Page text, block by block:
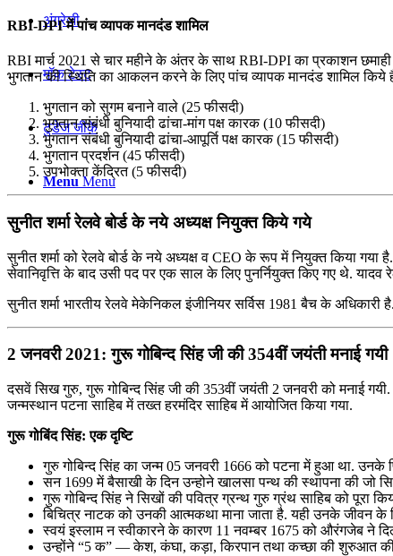
अंग्रेजी
मॉक टेस्ट
टुडेज जीके
Menu Menu
RBI-DPI में पांच व्यापक मानदंड शामिल
RBI मार्च 2021 से चार महीने के अंतर के साथ RBI-DPI का प्रकाशन
भुगतान की स्थिति का आकलन करने के लिए पांच व्यापक मानदंड शामिल किये
भुगतान को सुगम बनाने वाले (25 फीसदी)
भुगतान संबंधी बुनियादी ढांचा-मांग पक्ष कारक (10 फीसदी)
भुगतान संबंधी बुनियादी ढांचा-आपूर्ति पक्ष कारक (15 फीसदी)
भुगतान प्रदर्शन (45 फीसदी)
उपभोक्ता केंद्रित (5 फीसदी)
सुनीत शर्मा रेलवे बोर्ड के नये अध्‍यक्ष नियुक्त किये गये
सुनीत शर्मा को रेलवे बोर्ड के नये अध्यक्ष व CEO के रूप में नियुक्त किया गया
सेवानिवृत्ति के बाद उसी पद पर एक साल के लिए पुनर्नियुक्त किए गए थे. यादव
सुनीत शर्मा भारतीय रेलवे मेकेनिकल इंजीनियर सर्विस 1981 बैच के
2 जनवरी 2021: गुरू गोबिन्द सिंह जी की 354वीं जयंती मनाई गयी
दसवें सिख गुरु, गुरू गोबिन्द सिंह जी की 353वीं जयंती 2 जनवरी को मनाई
जन्मस्थान पटना साहिब में तख्त हरमंदिर साहिब में आयोजित किया गया.
गुरू गोबिंद सिंह: एक दृष्टि
गुरु गोबिन्द सिंह का जन्म 05 जनवरी 1666 को पटना में हुआ था.
सन 1699 में बैसाखी के दिन उन्होने खालसा पन्थ की स्थापना की जो
गुरू गोबिन्द सिंह ने सिखों की पवित्र ग्रन्थ गुरु ग्रंथ साहिब को पूरा
बिचित्र नाटक को उनकी आत्मकथा माना जाता है. यही उनके जीवन
स्वयं इस्लाम न स्वीकारने के कारण 11 नवम्बर 1675 को औरंगजेब ने
उन्होंने “5 क” — केश, कंघा, कड़ा, किरपान तथा कच्छा की शुरुआत